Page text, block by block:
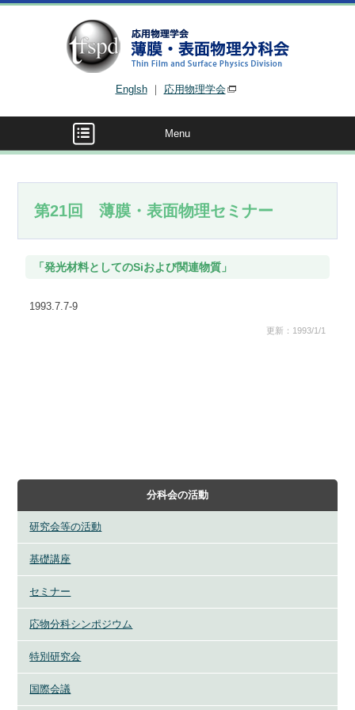
Englsh｜ 応用物理学会
Menu
第21回 薄膜・表面物理セミナー
「発光材料としてのSiおよび関連物質」
1993.7.7-9
更新：1993/1/1
分科会の活動
研究会等の活動
基礎講座
セミナー
応物分科シンポジウム
特別研究会
国際会議